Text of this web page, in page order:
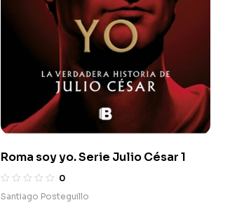
Roma soy yo. Serie Julio César 1
0
Santiago Posteguillo